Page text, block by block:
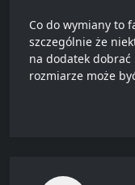
Co do wymiany to
szczególnie że
na dodatek
rozmiarze może